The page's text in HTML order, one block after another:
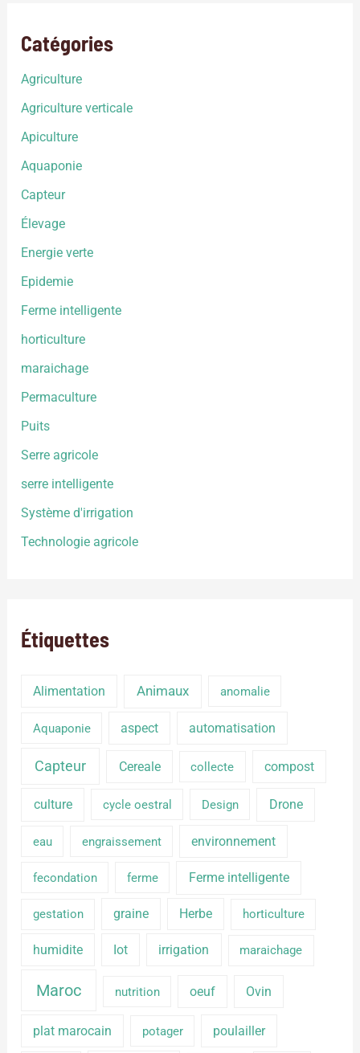
Catégories
Agriculture
Agriculture verticale
Apiculture
Aquaponie
Capteur
Élevage
Energie verte
Epidemie
Ferme intelligente
horticulture
maraichage
Permaculture
Puits
Serre agricole
serre intelligente
Système d'irrigation
Technologie agricole
Étiquettes
Alimentation Animaux anomalie
Aquaponie aspect automatisation
Capteur Cereale collecte compost
culture cycle oestral Design Drone
eau engraissement environnement
fecondation ferme Ferme intelligente
gestation graine Herbe horticulture
humidite Iot irrigation maraichage
Maroc nutrition oeuf Ovin
plat marocain potager poulailler